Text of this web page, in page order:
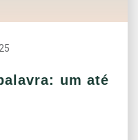
um até